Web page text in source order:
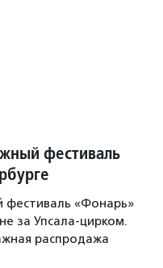
фестиваль
фестиваль «Фонарь»
за Упсала-цирком.
распродажа